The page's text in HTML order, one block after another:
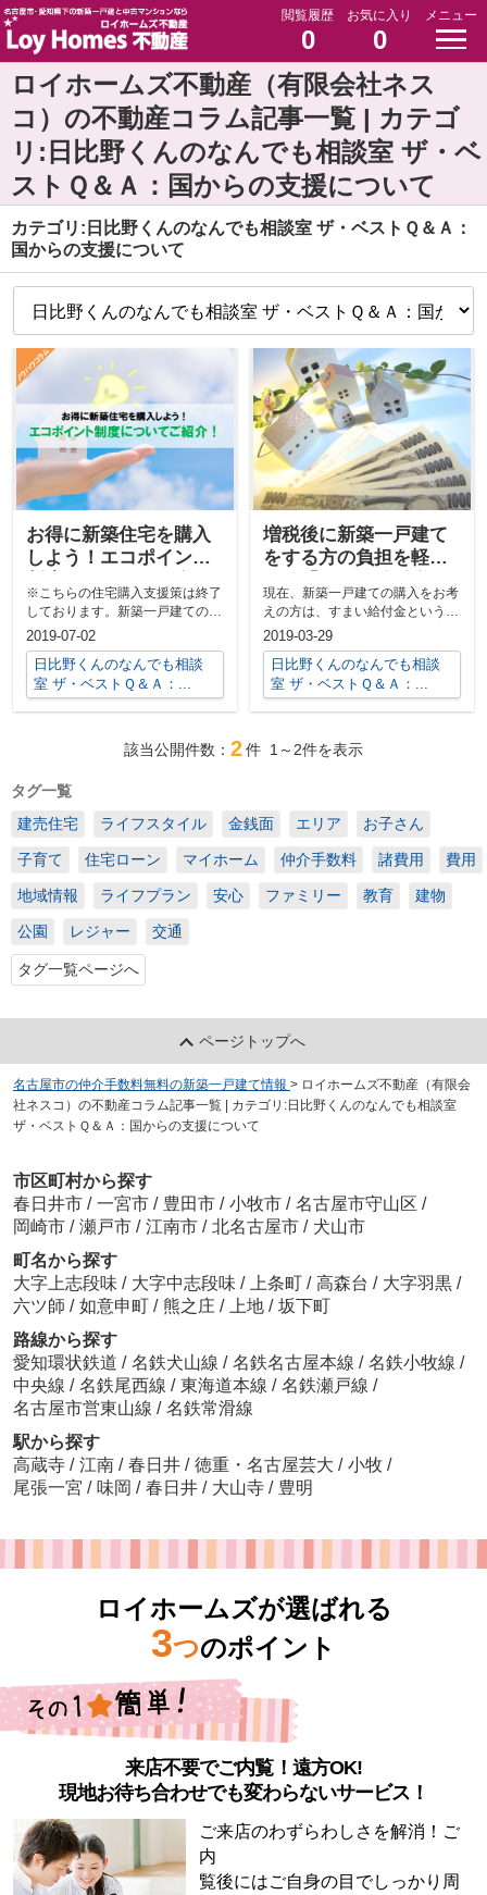
閲覧履歴
0
お気に入り
0
メニュー
ロイホームズ不動産（有限会社ネス
コ）の不動産コラム記事一覧 | カテゴ
リ:日比野くんのなんでも相談室 ザ・ベ
ストＱ＆Ａ：国からの支援について
カテゴリ:日比野くんのなんでも相談室 ザ・ベストＱ＆Ａ：
国からの支援について
お得に新築住宅を購入
しよう！エコポイント
※こちらの住宅購入支援策は終了
しております。新築一戸建てのご
購入を検討している方の中には、
いよいよ消...
2019-07-02
日比野くんのなんでも相談
室 ザ・ベストＱ＆Ａ：...
増税後に新築一戸建て
をする方の負担を軽減
とは？
現在、新築一戸建ての購入をお考
えの方は、すまい給付金という言
葉を耳にする機会も多いのではな
いでしょう...
2019-03-29
日比野くんのなんでも相談
室 ザ・ベストＱ＆Ａ：...
該当公開件数： 2件 1～2件を表示
タグ一覧
建売住宅
ライフスタイル 金銭面 エリア お子さん
子育て 住宅ローン マイホーム 仲介手数料 諸費用 費用
地域情報 ライフプラン 安心 ファミリー 教育 建物
公園 レジャー 交通
タグ一覧ページへ
ページトップへ
名古屋市の仲介手数料無料の新築一戸建て情報 > ロイホームズ不動産（有限会
社ネスコ）の不動産コラム記事一覧 | カテゴリ:日比野くんのなんでも相談室
ザ・ベストＱ＆Ａ：国からの支援について
市区町村から探す
春日井市 / 一宮市 / 豊田市 / 小牧市 / 名古屋市守山区 /
岡崎市 / 瀬戸市 / 江南市 / 北名古屋市 / 犬山市
町名から探す
大字上志段味 / 大字中志段味 / 上条町 / 高森台 / 大字羽黒 /
六ツ師 / 如意申町 / 熊之庄 / 上地 / 坂下町
路線から探す
愛知環状鉄道 / 名鉄犬山線 / 名鉄名古屋本線 / 名鉄小牧線 /
中央線 / 名鉄尾西線 / 東海道本線 / 名鉄瀬戸線 /
名古屋市営東山線 / 名鉄常滑線
駅から探す
高蔵寺 / 江南 / 春日井 / 徳重・名古屋芸大 / 小牧 /
尾張一宮 / 味岡 / 春日井 / 大山寺 / 豊明
ロイホームズが選ばれる
3つのポイント
来店不要でご内覧！遠方OK!
現地お待ち合わせでも変わらないサービス！
ご来店のわずらわしさを解消！ご
内
覧後にはご自身の目でしっかり周